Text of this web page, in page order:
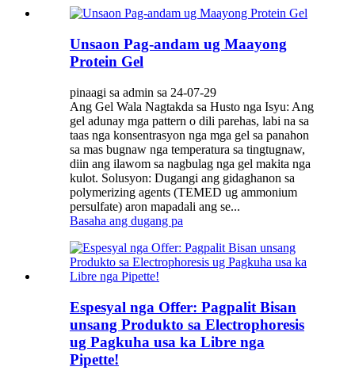
Unsaon Pag-andam ug Maayong
Protein Gel
pinaagi sa admin sa 24-07-29
Ang Gel Wala Nagtakda sa Husto nga Isyu: Ang
gel adunay mga pattern o dili parehas, labi na sa
taas nga konsentrasyon nga mga gel sa panahon
sa mas bugnaw nga temperatura sa tingtugnaw,
diin ang ilawom sa nagbulag nga gel makita nga
kulot. Solusyon: Dugangi ang gidaghanon sa
polymerizing agents (TEMED ug ammonium
persulfate) aron mapadali ang se...
Basaha ang dugang pa
Espesyal nga Offer: Pagpalit Bisan
unsang Produkto sa Electrophoresis
ug Pagkuha usa ka Libre nga
Pipette!